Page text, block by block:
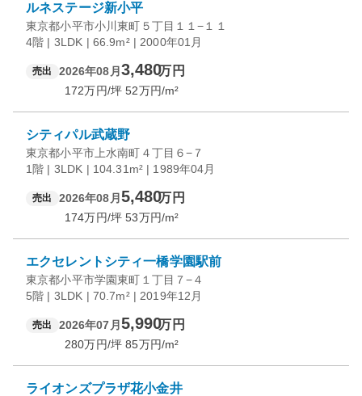
ルネステージ新小平
東京都小平市小川東町５丁目１１−１１
4階 | 3LDK | 66.9m² | 2000年01月
売出 2026年08月 3,480万円
172万円/坪 52万円/m²
シティパル武蔵野
東京都小平市上水南町４丁目６−７
1階 | 3LDK | 104.31m² | 1989年04月
売出 2026年08月 5,480万円
174万円/坪 53万円/m²
エクセレントシティ一橋学園駅前
東京都小平市学園東町１丁目７−４
5階 | 3LDK | 70.7m² | 2019年12月
売出 2026年07月 5,990万円
280万円/坪 85万円/m²
ライオンズプラザ花小金井